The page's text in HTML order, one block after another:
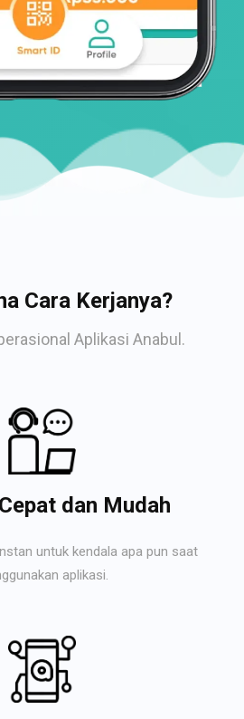
Cara Kerjanya?
Aplikasi Anabul.
dan Mudah
untuk kendala apa pun saat
aplikasi.